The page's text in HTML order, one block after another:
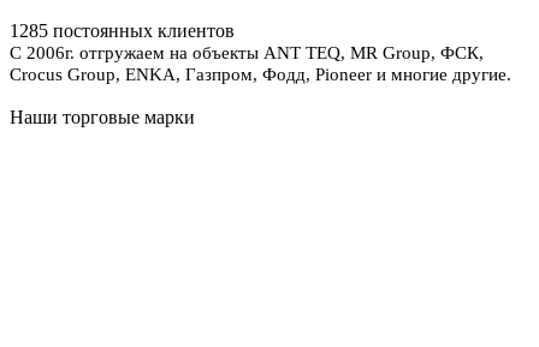
1285 постоянных клиентов
С 2006г. отгружаем на объекты ANT TEQ, MR Group, ФСК,
Crocus Group, ENKA, Газпром, Фодд, Pioneer и многие другие.
Наши торговые марки